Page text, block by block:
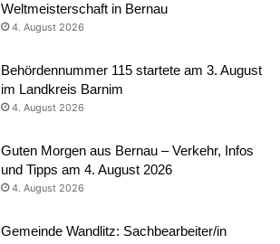
Weltmeisterschaft in Bernau
4. August 2026
Behördennummer 115 startete am 3. August
im Landkreis Barnim
4. August 2026
Guten Morgen aus Bernau – Verkehr, Infos
und Tipps am 4. August 2026
4. August 2026
Gemeinde Wandlitz: Sachbearbeiter/in